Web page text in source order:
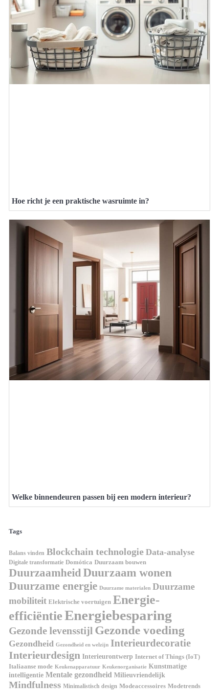
Hoe richt je een praktische wasruimte in?
Welke binnendeuren passen bij een modern interieur?
Tags
Balans vinden Blockchain technologie Data-analyse
Digitale transformatie Domótica Duurzaam bouwen
Duurzaamheid Duurzaam wonen
Duurzame energie Duurzame materialen Duurzame
mobiliteit Elektrische voertuigen Energie-
efficiëntieEnergiebesparing
Gezonde levensstijl Gezonde voeding
Gezondheid Gezondheid en welzijn Interieurdecoratie
Interieurdesign Interieurontwerp Internet of Things (IoT)
Italiaanse mode Keukenapparatuur Keukenorganisatie Kunstmatige
intelligentie Mentale gezondheid Milieuvriendelijk
Mindfulness Minimalistisch design Modeaccessoires Modetrends